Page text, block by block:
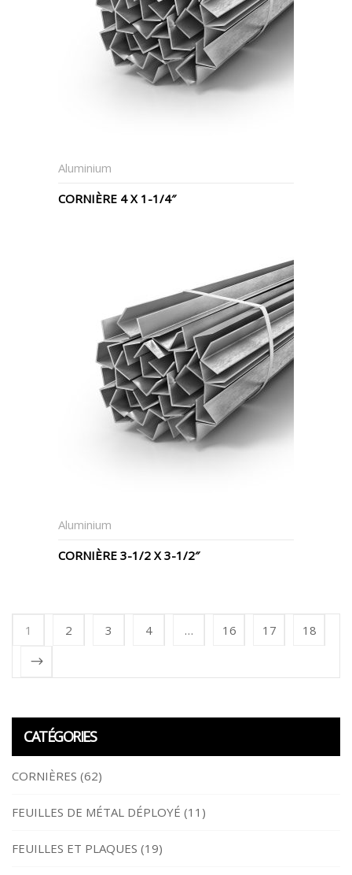
CATÉGORIES
CORNIÈRES (62)
FEUILLES DE MÉTAL DÉPLOYÉ (11)
FEUILLES ET PLAQUES (19)
Aluminium
CORNIÈRE 4 X 1-1/4″
Aluminium
CORNIÈRE 3-1/2 X 3-1/2″
1 2 3 4 … 16 17 18